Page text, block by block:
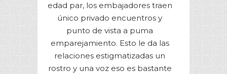
edad par, los embajadores traen
único privado encuentros y
punto de vista a puma
emparejamiento. Esto le da las
relaciones estigmatizadas un
rostro y una voz eso es bastante